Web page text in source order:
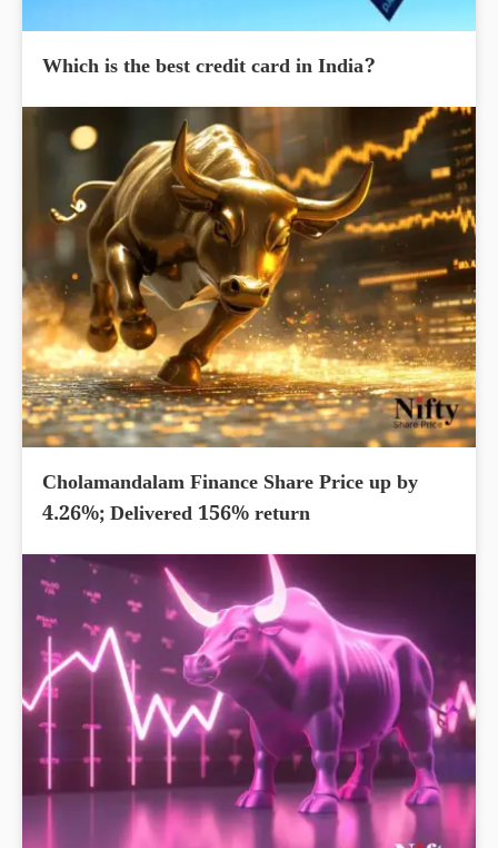
Which is the best credit card in India?
Cholamandalam Finance Share Price up by
4.26%; Delivered 156% return